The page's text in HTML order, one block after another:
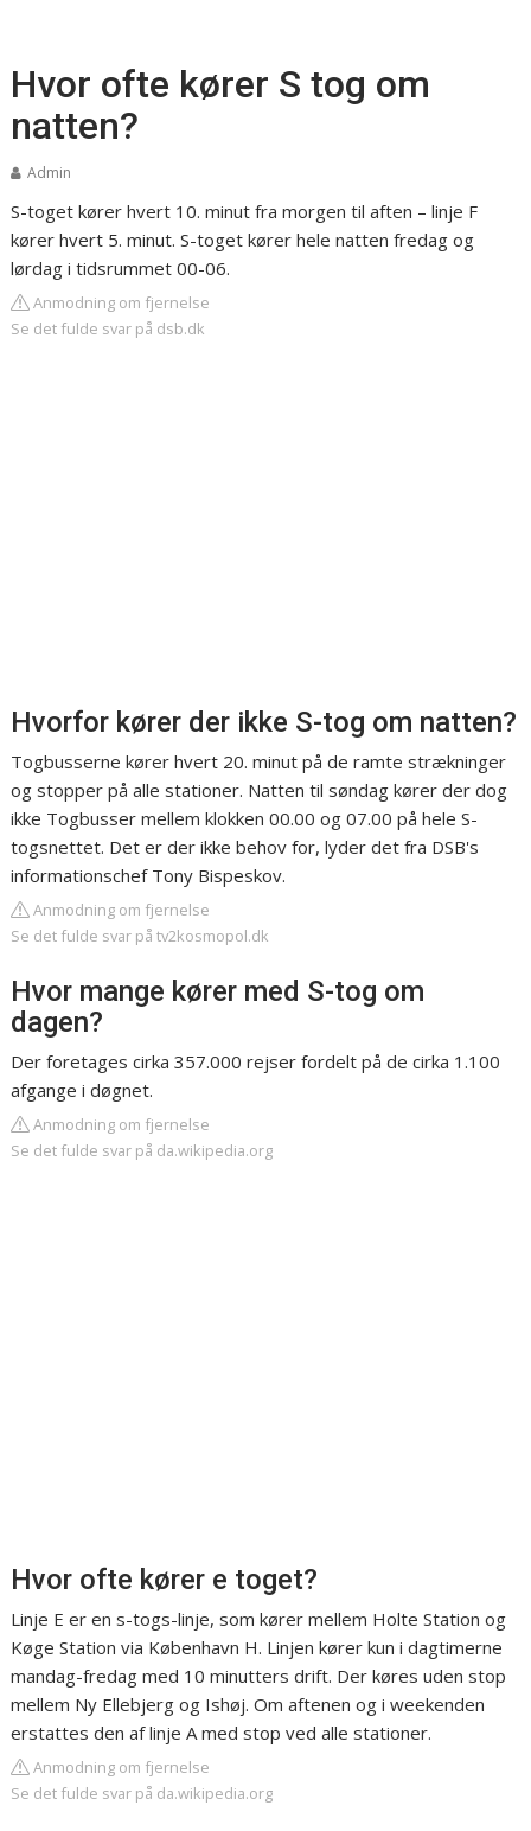
Hvor ofte kører S tog om
natten?
Admin
S-toget kører hvert 10. minut fra morgen til aften – linje F
kører hvert 5. minut. S-toget kører hele natten fredag og
lørdag i tidsrummet 00-06.
Anmodning om fjernelse
Se det fulde svar på dsb.dk
Hvorfor kører der ikke S-tog om natten?
Togbusserne kører hvert 20. minut på de ramte strækninger
og stopper på alle stationer. Natten til søndag kører der dog
ikke Togbusser mellem klokken 00.00 og 07.00 på hele S-
togsnettet. Det er der ikke behov for, lyder det fra DSB's
informationschef Tony Bispeskov.
Anmodning om fjernelse
Se det fulde svar på tv2kosmopol.dk
Hvor mange kører med S-tog om
dagen?
Der foretages cirka 357.000 rejser fordelt på de cirka 1.100
afgange i døgnet.
Anmodning om fjernelse
Se det fulde svar på da.wikipedia.org
Hvor ofte kører e toget?
Linje E er en s-togs-linje, som kører mellem Holte Station og
Køge Station via København H. Linjen kører kun i dagtimerne
mandag-fredag med 10 minutters drift. Der køres uden stop
mellem Ny Ellebjerg og Ishøj. Om aftenen og i weekenden
erstattes den af linje A med stop ved alle stationer.
Anmodning om fjernelse
Se det fulde svar på da.wikipedia.org